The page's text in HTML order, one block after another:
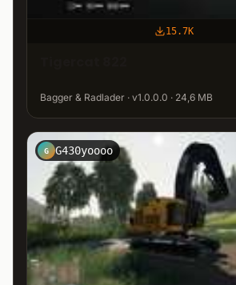
15.7K
Bagger & Radlader · v1.0.0.0 · 24,6 MB
G G430yoooo